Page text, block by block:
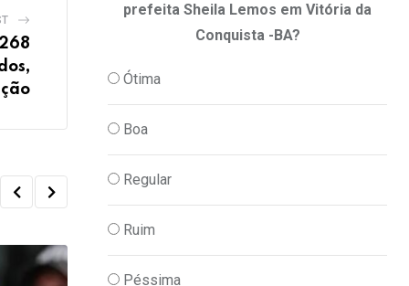
prefeita Sheila Lemos em Vitória da
Conquista -BA?
Ótima
Boa
Regular
Ruim
Péssima